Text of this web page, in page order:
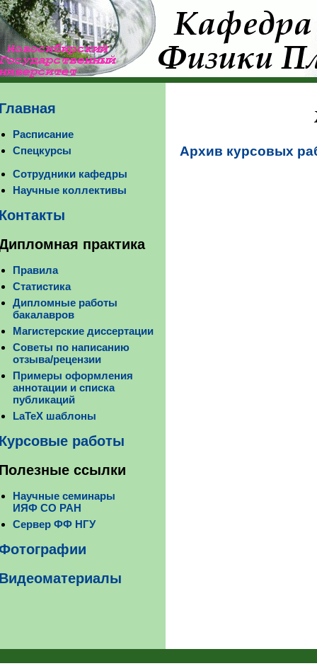
Расписание
Спецкурсы
Сотрудники кафедры
Научные коллективы
практика
Правила
Статистика
Дипломные работы
бакалавров
Магистерские диссертации
Советы по написанию
отзыва/рецензии
Примеры оформления
аннотации и списка
публикаций
LaTeX шаблоны
работы
ссылки
Научные семинары
ИЯФ СО РАН
Сервер ФФ НГУ
Архив курсовых